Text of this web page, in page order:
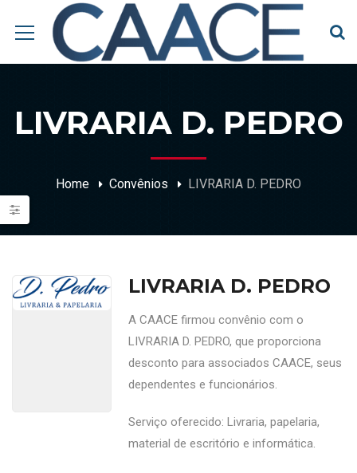
LIVRARIA D. PEDRO
Home Convênios LIVRARIA D. PEDRO
LIVRARIA D. PEDRO
A CAACE firmou convênio com o
LIVRARIA D. PEDRO, que proporciona
desconto para associados CAACE, seus
dependentes e funcionários.
Serviço oferecido: Livraria, papelaria,
material de escritório e informática.